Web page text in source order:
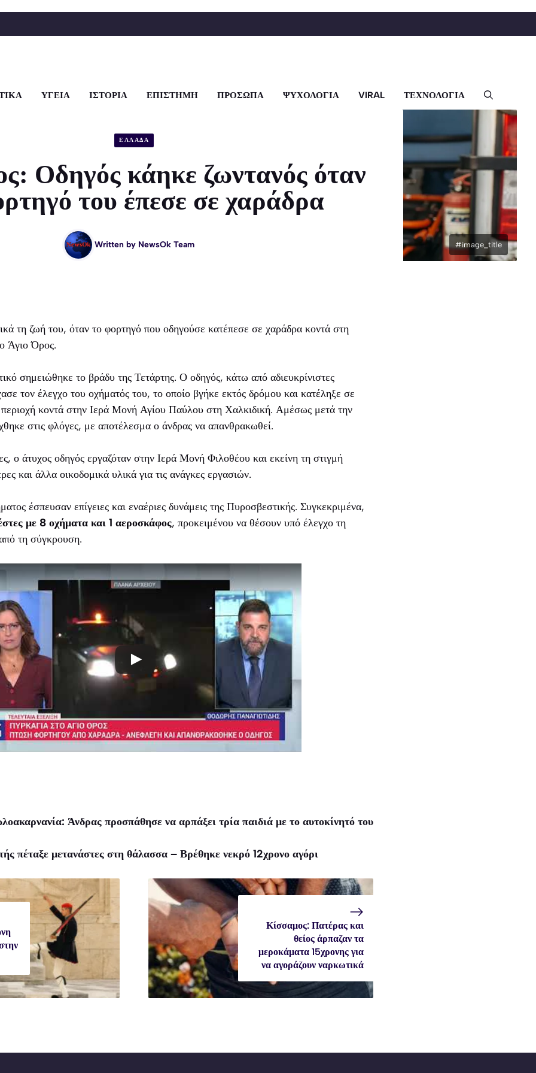
ΥΓΕΙΑ ΙΣΤΟΡΙΑ ΕΠΙΣΤΗΜΗ ΠΡΟΣΩΠΑ ΨΥΧΟΛΟΓΙΑ VIRAL ΤΕΧΝΟΛΟΓΙΑ
#image_title
ΕΛΛΑΔΑ
Οδηγός κάηκε ζωντανός όταν
του έπεσε σε χαράδρα
Written by NewsOk Team
τη ζωή του, όταν το φορτηγό που οδηγούσε κατέπεσε σε χαράδρα κοντά στη
Άγιο Όρος.
σημειώθηκε το βράδυ της Τετάρτης. Ο οδηγός, κάτω από αδιευκρίνιστες
τον έλεγχο του οχήματός του, το οποίο βγήκε εκτός δρόμου και κατέληξε σε
κοντά στην Ιερά Μονή Αγίου Παύλου στη Χαλκιδική. Αμέσως μετά την
στις φλόγες, με αποτέλεσμα ο άνδρας να απανθρακωθεί.
ο άτυχος οδηγός εργαζόταν στην Ιερά Μονή Φιλοθέου και εκείνη τη στιγμή
και άλλα οικοδομικά υλικά για τις ανάγκες εργασιών.
έσπευσαν επίγειες και εναέριες δυνάμεις της Πυροσβεστικής. Συγκεκριμένα,
με 8 οχήματα και 1 αεροσκάφος, προκειμένου να θέσουν υπό έλεγχο τη
τη σύγκρουση.
Άνδρας προσπάθησε να αρπάξει τρία παιδιά με το αυτοκίνητό του
πέταξε μετανάστες στη θάλασσα – Βρέθηκε νεκρό 12χρονο αγόρι
Κίσσαμος: Πατέρας και
θείος άρπαζαν τα
μεροκάματα 15χρονης για
να αγοράζουν ναρκωτικά